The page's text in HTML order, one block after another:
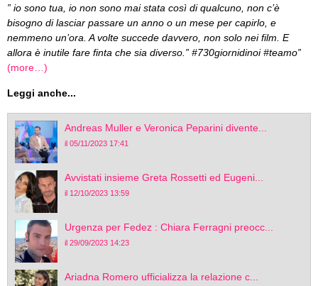
” io sono tua, io non sono mai stata così di qualcuno, non c’è
bisogno di lasciar passare un anno o un mese per capirlo, e
nemmeno un’ora. A volte succede davvero, non solo nei film. E
allora è inutile fare finta che sia diverso.” #730giornidinoi #teamo”
(more…)
Leggi anche...
Andreas Muller e Veronica Peparini divente...
il 05/11/2023 17:41
Avvistati insieme Greta Rossetti ed Eugeni...
il 12/10/2023 13:59
Urgenza per Fedez : Chiara Ferragni preocc...
il 29/09/2023 14:23
Ariadna Romero ufficializza la relazione c...